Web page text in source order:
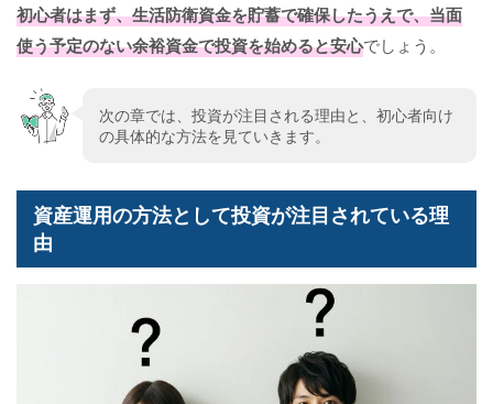
初心者はまず、生活防衛資金を貯蓄で確保したうえで、当面
使う予定のない余裕資金で投資を始めると安心でしょう。
次の章では、投資が注目される理由と、初心者向け
の具体的な方法を見ていきます。
資産運用の方法として投資が注目されている理
由